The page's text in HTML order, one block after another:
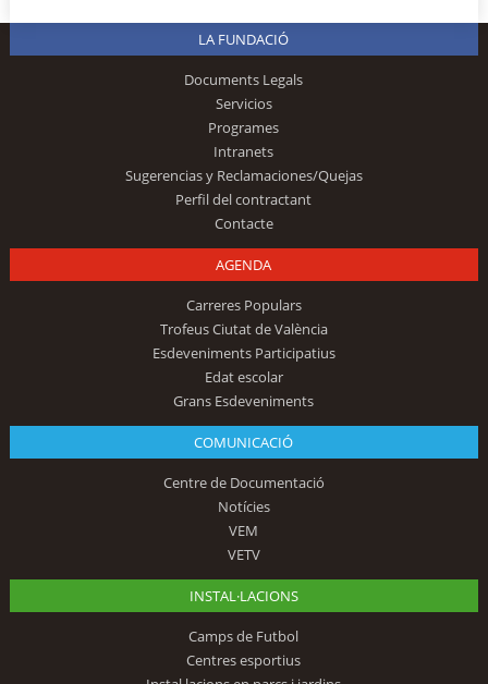
LA FUNDACIÓ
Documents Legals
Servicios
Programes
Intranets
Sugerencias y Reclamaciones/Quejas
Perfil del contractant
Contacte
AGENDA
Carreres Populars
Trofeus Ciutat de València
Esdeveniments Participatius
Edat escolar
Grans Esdeveniments
COMUNICACIÓ
Centre de Documentació
Notícies
VEM
VETV
INSTAL·LACIONS
Camps de Futbol
Centres esportius